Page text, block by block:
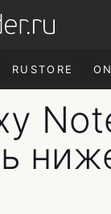
RUSTORE